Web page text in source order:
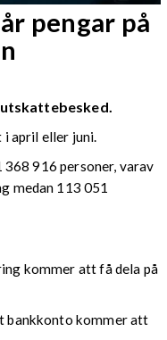
pengar på
i april eller juni.
916 personer, varav
medan 113 051
kommer att få dela på
bankkonto kommer att